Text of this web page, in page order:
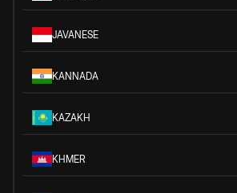
JAVANESE
KANNADA
KAZAKH
KHMER